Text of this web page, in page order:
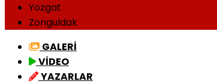
Yozgat
Zonguldak
GALERİ
VİDEO
YAZARLAR